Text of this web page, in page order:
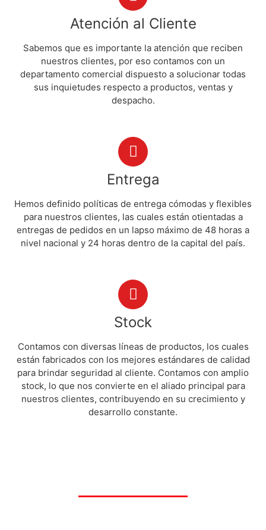
Atención al Cliente
Sabemos que es importante la atención que reciben
nuestros clientes, por eso contamos con un
departamento comercial dispuesto a solucionar todas
sus inquietudes respecto a productos, ventas y
despacho.
Entrega
Hemos definido políticas de entrega cómodas y flexibles
para nuestros clientes, las cuales están otientadas a
entregas de pedidos en un lapso máximo de 48 horas a
nivel nacional y 24 horas dentro de la capital del país.
Stock
Contamos con diversas líneas de productos, los cuales
están fabricados con los mejores estándares de calidad
para brindar seguridad al cliente. Contamos con amplio
stock, lo que nos convierte en el aliado principal para
nuestros clientes, contribuyendo en su crecimiento y
desarrollo constante.